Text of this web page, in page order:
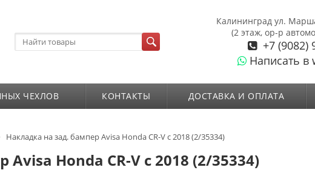
Калининград ул.
(2 этаж, ор-р
+7 (9082)
Написать в
ЧЕХЛОВ КОНТАКТЫ ДОСТАВКА И ОПЛАТА
Накладка на зад. бампер Avisa Honda CR-V с 2018 (2/35334)
Honda CR-V с 2018 (2/35334)